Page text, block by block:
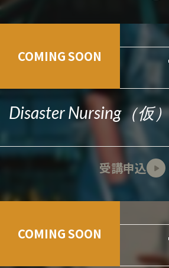
COMING SOON
Disaster Nursing（仮
受講申込
COMING SOON